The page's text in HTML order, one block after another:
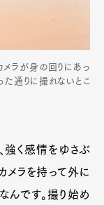
メラが身の回りにあっ
た通りに撮れないとこ
強く感情をゆさぶ
メラを持って外に
んです。撮り始め